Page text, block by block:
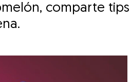
comparte